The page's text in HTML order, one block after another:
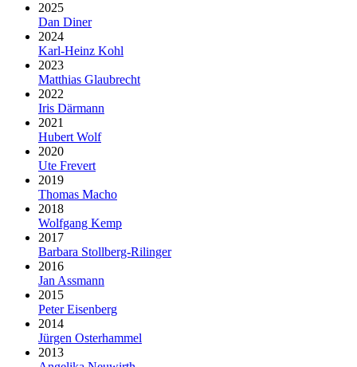
2025
Dan Diner
2024
Karl-Heinz Kohl
2023
Matthias Glaubrecht
2022
Iris Därmann
2021
Hubert Wolf
2020
Ute Frevert
2019
Thomas Macho
2018
Wolfgang Kemp
2017
Barbara Stollberg-Rilinger
2016
Jan Assmann
2015
Peter Eisenberg
2014
Jürgen Osterhammel
2013